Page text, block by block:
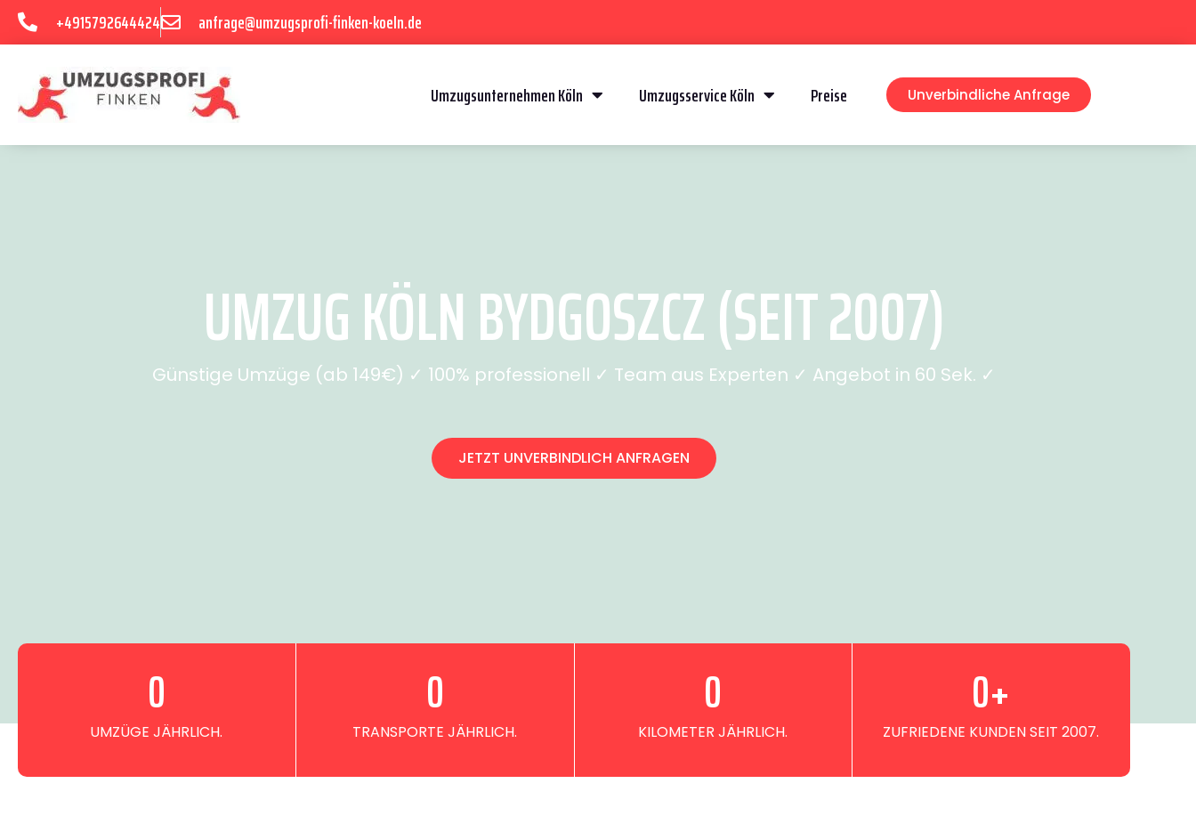
+4915792644424 anfrage@umzugsprofi-finken-koeln.de
Umzugsunternehmen Köln Umzugsservice Köln Preise Unverbindliche Anfrage
UMZUG KÖLN BYDGOSZCZ (SEIT 2007)
Günstige Umzüge (ab 149€) ✓ 100% professionell ✓ Team aus Experten ✓ Angebot in 60 Sek. ✓
JETZT UNVERBINDLICH ANFRAGEN
UMZÜGE JÄHRLICH.
0
TRANSPORTE JÄHRLICH.
0
KILOMETER JÄHRLICH.
0
ZUFRIEDENE KUNDEN SEIT 2007.
0+